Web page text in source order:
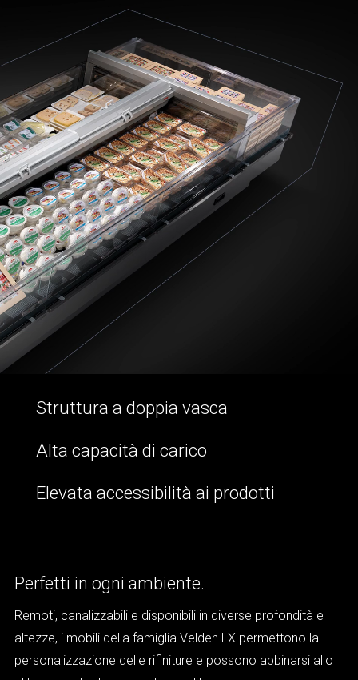
Struttura a doppia vasca
Alta capacità di carico
Elevata accessibilità ai prodotti
Perfetti in ogni ambiente.
Remoti, canalizzabili e disponibili in diverse profondità e
altezze, i mobili della famiglia Velden LX permettono la
personalizzazione delle rifiniture e possono abbinarsi allo